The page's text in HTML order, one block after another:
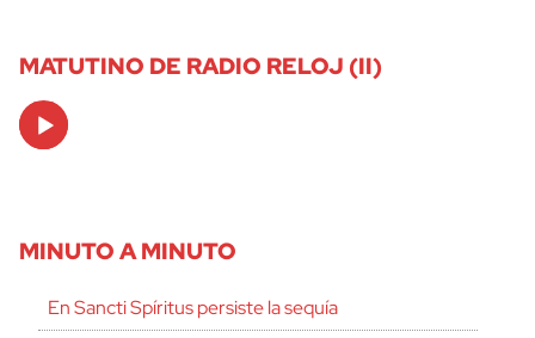
MATUTINO DE RADIO RELOJ (II)
Audio
Player
MINUTO A MINUTO
En Sancti Spíritus persiste la sequía